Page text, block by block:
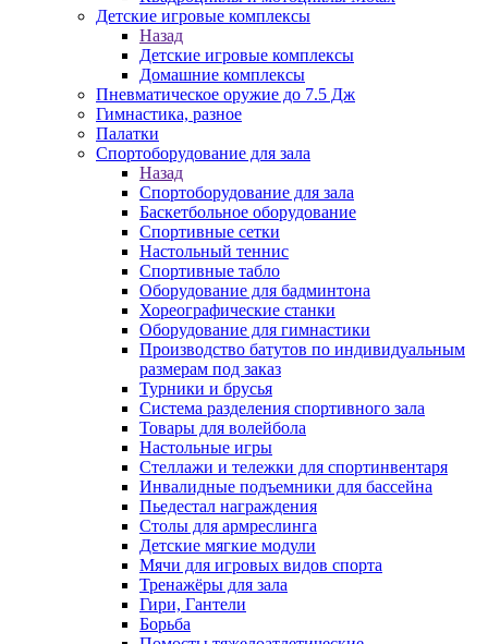
Детские игровые комплексы
Назад
Детские игровые комплексы
Домашние комплексы
Пневматическое оружие до 7.5 Дж
Гимнастика, разное
Палатки
Спортоборудование для зала
Назад
Спортоборудование для зала
Баскетбольное оборудование
Спортивные сетки
Настольный теннис
Спортивные табло
Оборудование для бадминтона
Хореографические станки
Оборудование для гимнастики
Производство батутов по индивидуальным
размерам под заказ
Турники и брусья
Система разделения спортивного зала
Товары для волейбола
Настольные игры
Стеллажи и тележки для спортинвентаря
Инвалидные подъемники для бассейна
Пьедестал награждения
Столы для армреслинга
Детские мягкие модули
Мячи для игровых видов спорта
Тренажёры для зала
Гири, Гантели
Борьба